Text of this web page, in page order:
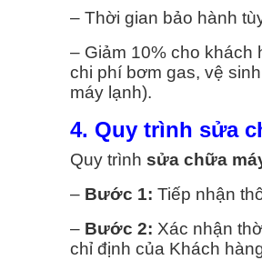
– Thời gian bảo hành
– Giảm 10% cho khách
chi phí bơm gas, vệ
máy lạnh).
4. Quy trình sửa
Quy trình sửa chữa
– Bước 1: Tiếp nhận
– Bước 2: Xác nhận
chỉ định của Khách